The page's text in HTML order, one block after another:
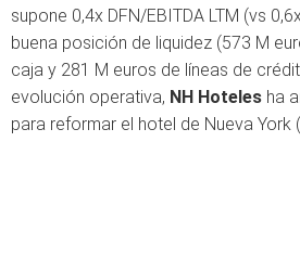
supone 0,4x DFN/EBITDA LTM (vs
buena posición de liquidez (573 M
caja y 281 M euros de líneas de
evolución operativa, NH Hoteles ha
para reformar el hotel de Nueva York